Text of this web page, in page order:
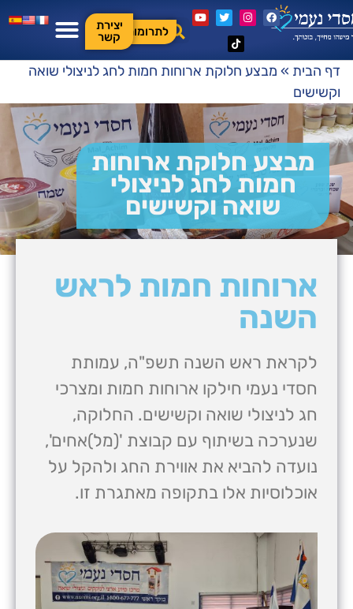
לתרומות
יצירת
קשר
דף הבית » מבצע חלוקת ארוחות חמות לחג לניצולי שואה
וקשישים
מבצע חלוקת ארוחות
חמות לחג לניצולי
שואה וקשישים
ארוחות חמות לראש
השנה
לקראת ראש השנה תשפ"ה, עמותת
חסדי נעמי חילקו ארוחות חמות ומצרכי
חג לניצולי שואה וקשישים. החלוקה,
שנערכה בשיתוף עם קבוצת '(מל)אחים',
נועדה להביא את אווירת החג ולהקל על
אוכלוסיות אלו בתקופה מאתגרת זו.